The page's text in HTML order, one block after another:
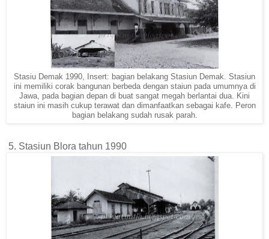
Stasiu Demak 1990, Insert: bagian belakang Stasiun Demak. Stasiun
ini memiliki corak bangunan berbeda dengan staiun pada umumnya di
Jawa, pada bagian depan di buat sangat megah berlantai dua. Kini
staiun ini masih cukup terawat dan dimanfaatkan sebagai kafe. Peron
bagian belakang sudah rusak parah.
5. Stasiun Blora tahun 1990